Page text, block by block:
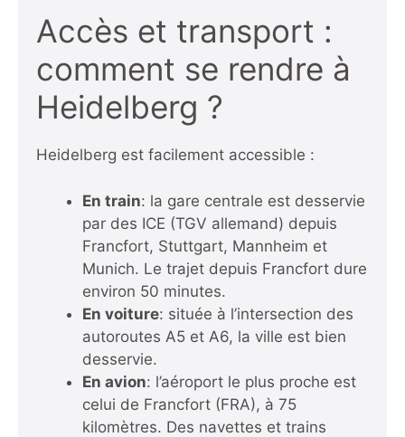
Accès et transport :
comment se rendre à
Heidelberg ?
Heidelberg est facilement accessible :
En train: la gare centrale est desservie
par des ICE (TGV allemand) depuis
Francfort, Stuttgart, Mannheim et
Munich. Le trajet depuis Francfort dure
environ 50 minutes.
En voiture: située à l’intersection des
autoroutes A5 et A6, la ville est bien
desservie.
En avion: l’aéroport le plus proche est
celui de Francfort (FRA), à 75
kilomètres. Des navettes et trains